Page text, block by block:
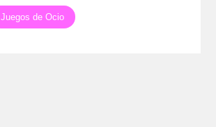
Juegos de Ocio